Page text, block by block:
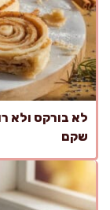
לא בורקס ולא
שקם